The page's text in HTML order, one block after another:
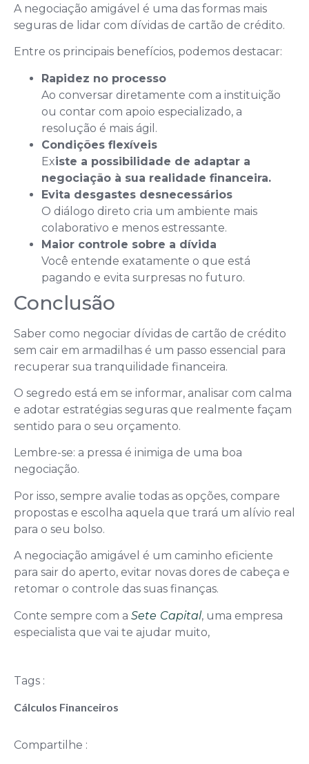
A negociação amigável é uma das formas mais
seguras de lidar com dívidas de cartão de crédito.
Entre os principais benefícios, podemos destacar:
Rapidez no processo
Ao conversar diretamente com a instituição
ou contar com apoio especializado, a
resolução é mais ágil.
Condições flexíveis
Existe a possibilidade de adaptar a
negociação à sua realidade financeira.
Evita desgastes desnecessários
O diálogo direto cria um ambiente mais
colaborativo e menos estressante.
Maior controle sobre a dívida
Você entende exatamente o que está
pagando e evita surpresas no futuro.
Conclusão
Saber como negociar dívidas de cartão de crédito
sem cair em armadilhas é um passo essencial para
recuperar sua tranquilidade financeira.
O segredo está em se informar, analisar com calma
e adotar estratégias seguras que realmente façam
sentido para o seu orçamento.
Lembre-se: a pressa é inimiga de uma boa
negociação.
Por isso, sempre avalie todas as opções, compare
propostas e escolha aquela que trará um alívio real
para o seu bolso.
A negociação amigável é um caminho eficiente
para sair do aperto, evitar novas dores de cabeça e
retomar o controle das suas finanças.
Conte sempre com a Sete Capital, uma empresa
especialista que vai te ajudar muito,
Tags :
Cálculos Financeiros
Compartilhe :